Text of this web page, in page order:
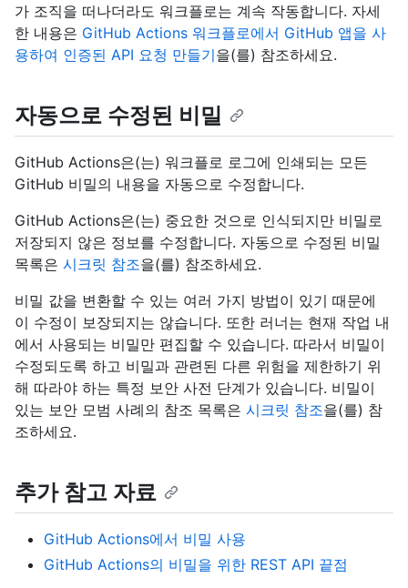
가 조직을 떠나더라도 워크플로는 계속 작동합니다. 자세
한 내용은 GitHub Actions 워크플로에서 GitHub 앱을 사
용하여 인증된 API 요청 만들기을(를) 참조하세요.
자동으로 수정된 비밀
GitHub Actions은(는) 워크플로 로그에 인쇄되는 모든
GitHub 비밀의 내용을 자동으로 수정합니다.
GitHub Actions은(는) 중요한 것으로 인식되지만 비밀로
저장되지 않은 정보를 수정합니다. 자동으로 수정된 비밀
목록은 시크릿 참조을(를) 참조하세요.
비밀 값을 변환할 수 있는 여러 가지 방법이 있기 때문에
이 수정이 보장되지는 않습니다. 또한 러너는 현재 작업 내
에서 사용되는 비밀만 편집할 수 있습니다. 따라서 비밀이
수정되도록 하고 비밀과 관련된 다른 위험을 제한하기 위
해 따라야 하는 특정 보안 사전 단계가 있습니다. 비밀이
있는 보안 모범 사례의 참조 목록은 시크릿 참조을(를) 참
조하세요.
추가 참고 자료
GitHub Actions에서 비밀 사용
GitHub Actions의 비밀을 위한 REST API 끝점